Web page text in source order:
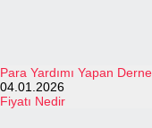
Para Yardımı Yapan
04.01.2026
Fiyatı Nedir